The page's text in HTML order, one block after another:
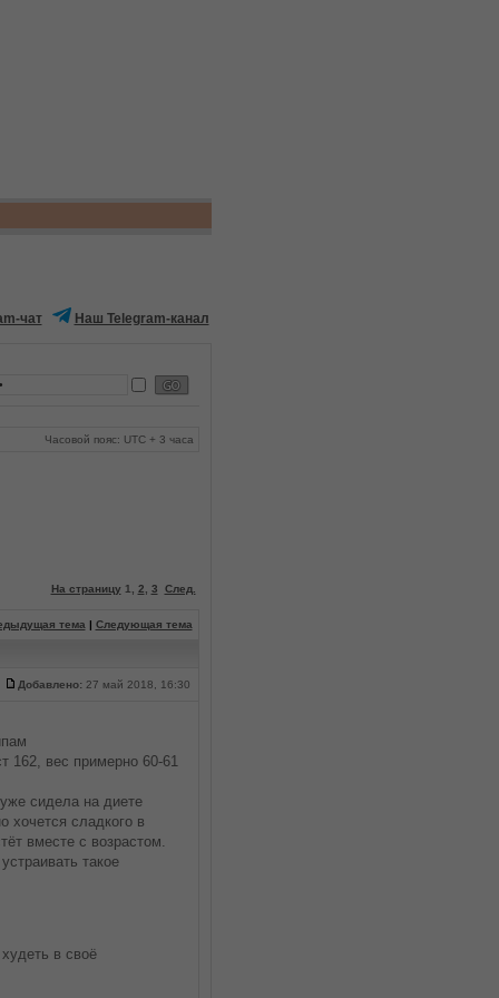
чат Наш Telegram-канал
Часовой пояс: UTC + 3 часа
На страницу 1 2 3 След.
тема | Следующая тема
Добавлено:27 май 2018, 16:30
162, вес примерно 60-61
сидела на диете
хочется сладкого в
вместе с возрастом.
такое
в своё